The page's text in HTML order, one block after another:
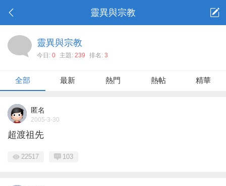
靈異與宗教
靈異與宗教
今日: 0 主題: 239 排名: 3
全部 最新 熱門 熱帖 精華
匿名
2005-3-30
超渡祖先
22517 103